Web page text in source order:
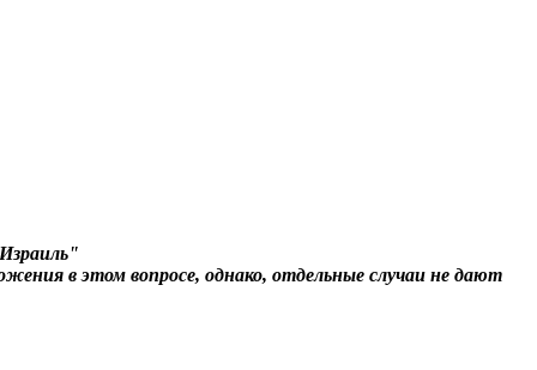
в этом вопросе, однако, отдельные случаи не дают